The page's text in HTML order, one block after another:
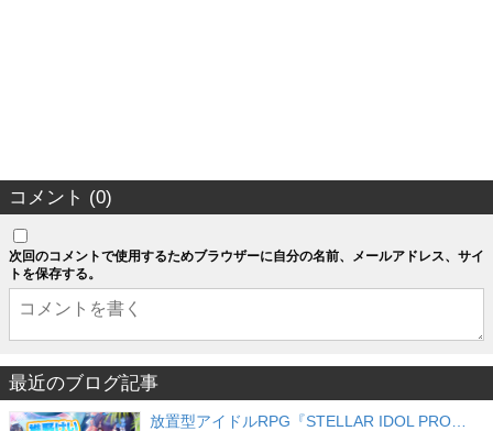
コメント (0)
次回のコメントで使用するためブラウザーに自分の名前、メールアドレス、サイ
トを保存する。
最近のブログ記事
放置型アイドルRPG『STELLAR IDOL PRO…